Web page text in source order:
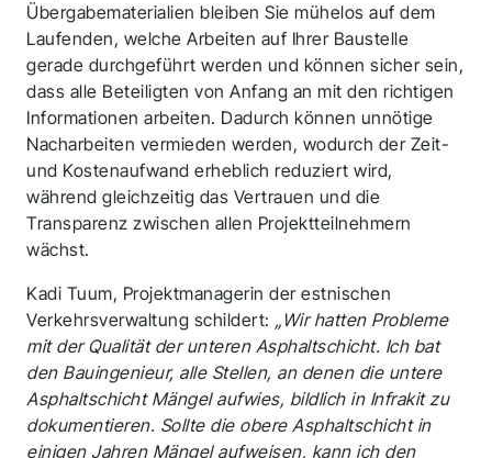
Übergabematerialien bleiben Sie mühelos auf dem
Laufenden, welche Arbeiten auf Ihrer Baustelle
gerade durchgeführt werden und können sicher sein,
dass alle Beteiligten von Anfang an mit den richtigen
Informationen arbeiten. Dadurch können unnötige
Nacharbeiten vermieden werden, wodurch der Zeit-
und Kostenaufwand erheblich reduziert wird,
während gleichzeitig das Vertrauen und die
Transparenz zwischen allen Projektteilnehmern
wächst.
Kadi Tuum, Projektmanagerin der estnischen
Verkehrsverwaltung schildert: „Wir hatten Probleme
mit der Qualität der unteren Asphaltschicht. Ich bat
den Bauingenieur, alle Stellen, an denen die untere
Asphaltschicht Mängel aufwies, bildlich in Infrakit zu
dokumentieren. Sollte die obere Asphaltschicht in
einigen Jahren Mängel aufweisen, kann ich den